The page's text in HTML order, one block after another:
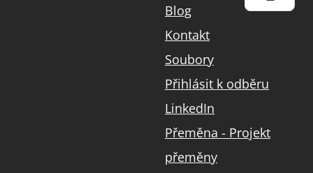
Blog
Kontakt
Soubory
Přihlásit k odběru
LinkedIn
Přeměna - Projekt
přeměny